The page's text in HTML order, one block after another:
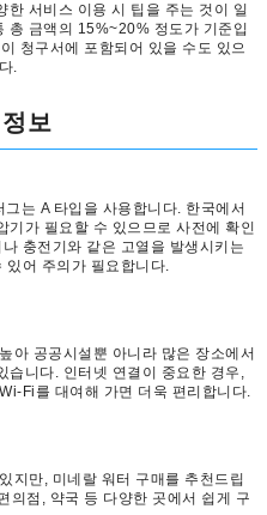
한 서비스 이용 시 팁을 주는 것이 일
총 금액의 15%~20% 정도가 기준입
청구서에 포함되어 있을 수도 있으
.
보
는 A 타입을 사용합니다. 한국에서
기가 필요할 수 있으므로 사전에 확인
충전기와 같은 고열을 발생시키는
있어 주의가 필요합니다.
아 공공시설뿐 아니라 많은 장소에서
습니다. 인터넷 연결이 중요한 경우,
Fi를 대여해 가면 더욱 편리합니다.
지만, 미네랄 워터 구매를 추천드립
의점, 약국 등 다양한 곳에서 쉽게 구